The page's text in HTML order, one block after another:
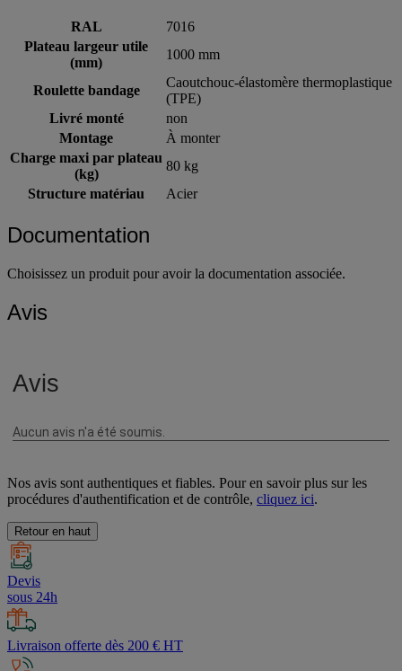
RAL
7016
Plateau largeur utile
(mm)
1000 mm
Roulette bandage
Caoutchouc-élastomère thermoplastique
(TPE)
Livré monté
non
Montage
À monter
Charge maxi par plateau
(kg)
80 kg
Structure matériau
Acier
Documentation
Choisissez un produit pour avoir la documentation associée.
Avis
Nos avis sont authentiques et fiables. Pour en savoir plus sur les
procédures d'authentification et de contrôle, cliquez ici.
Retour en haut
Devis
sous 24h
Livraison offerte dès 200 € HT